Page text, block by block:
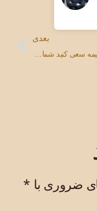
بعدی
ضروری با *